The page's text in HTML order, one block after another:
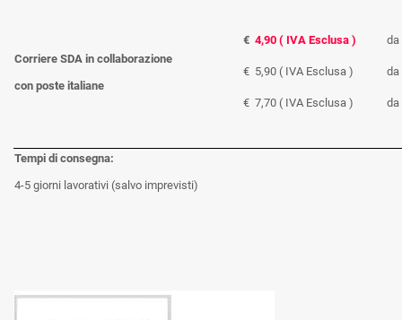
Corriere SDA in collaborazione
con poste italiane
€ 4,90 ( IVA Esclusa ) da
€ 5,90 ( IVA Esclusa ) da
€ 7,70 ( IVA Esclusa ) da
Tempi di consegna:
4-5 giorni lavorativi (salvo imprevisti)